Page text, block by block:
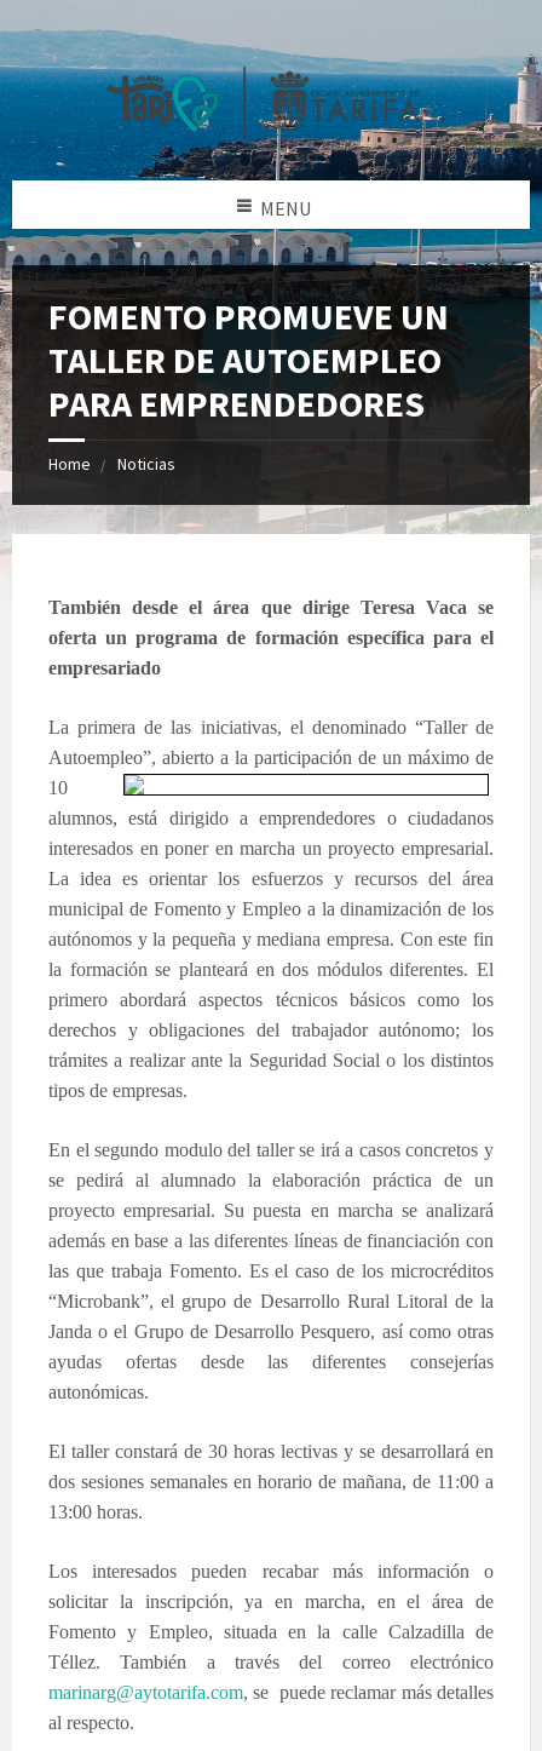
MENU
FOMENTO PROMUEVE UN
TALLER DE AUTOEMPLEO
PARA EMPRENDEDORES
Home Noticias
También desde el área que dirige Teresa Vaca se
oferta un programa de formación específica para el
empresariado
La primera de las iniciativas, el denominado “Taller de
Autoempleo”, abierto a la participación de un máximo de
10
alumnos, está dirigido a emprendedores o ciudadanos
interesados en poner en marcha un proyecto empresarial.
La idea es orientar los esfuerzos y recursos del área
municipal de Fomento y Empleo a la dinamización de los
autónomos y la pequeña y mediana empresa. Con este fin
la formación se planteará en dos módulos diferentes. El
primero abordará aspectos técnicos básicos como los
derechos y obligaciones del trabajador autónomo; los
trámites a realizar ante la Seguridad Social o los distintos
tipos de empresas.
En el segundo modulo del taller se irá a casos concretos y
se pedirá al alumnado la elaboración práctica de un
proyecto empresarial. Su puesta en marcha se analizará
además en base a las diferentes líneas de financiación con
las que trabaja Fomento. Es el caso de los microcréditos
“Microbank”, el grupo de Desarrollo Rural Litoral de la
Janda o el Grupo de Desarrollo Pesquero, así como otras
ayudas ofertas desde las diferentes consejerías
autonómicas.
El taller constará de 30 horas lectivas y se desarrollará en
dos sesiones semanales en horario de mañana, de 11:00 a
13:00 horas.
Los interesados pueden recabar más información o
solicitar la inscripción, ya en marcha, en el área de
Fomento y Empleo, situada en la calle Calzadilla de
Téllez. También a través del correo electrónico
marinarg@aytotarifa.com, se puede reclamar más detalles
al respecto.